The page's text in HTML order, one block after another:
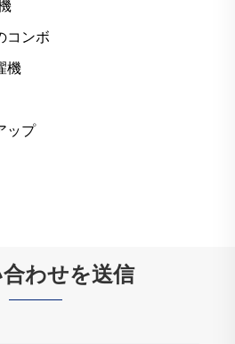
コンボ
機
ップ
わせを送信